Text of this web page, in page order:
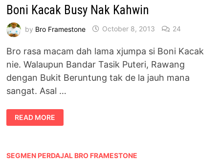
Boni Kacak Busy Nak Kahwin
by Bro Framestone October 8, 2013 24
Bro rasa macam dah lama xjumpa si Boni Kacak
nie. Walaupun Bandar Tasik Puteri, Rawang
dengan Bukit Beruntung tak de la jauh mana
sangat. Asal …
BONI
KACAK
BUSY
READ MORE
SEGMEN PERDAJAL BRO FRAMESTONE